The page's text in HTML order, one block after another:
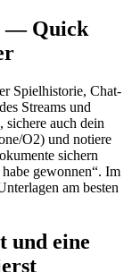
— Quick
Spielhistorie, Chat-
Streams und
auch dein
O2) und notiere
sichern
gewonnen“. Im
am besten
und eine